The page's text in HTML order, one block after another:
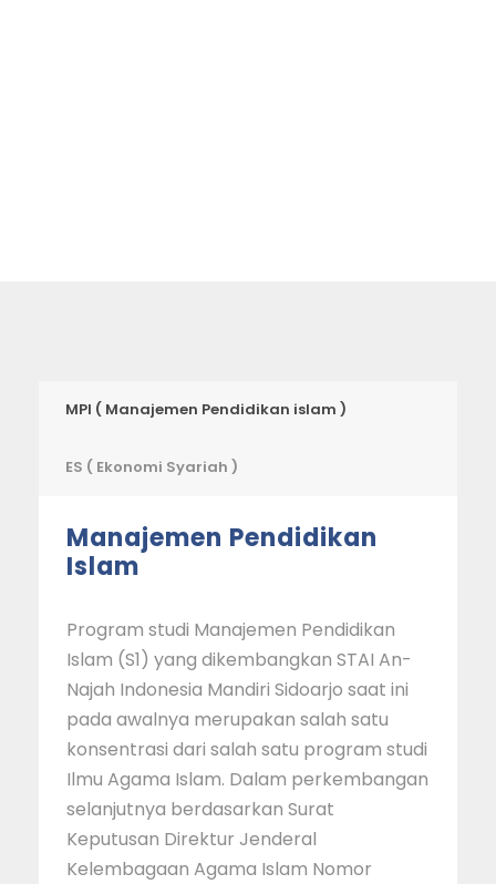
MPI ( Manajemen Pendidikan islam )
ES ( Ekonomi Syariah )
Manajemen Pendidikan
Islam
Program studi Manajemen Pendidikan
Islam (S1) yang dikembangkan STAI An-
Najah Indonesia Mandiri Sidoarjo saat ini
pada awalnya merupakan salah satu
konsentrasi dari salah satu program studi
Ilmu Agama Islam. Dalam perkembangan
selanjutnya berdasarkan Surat
Keputusan Direktur Jenderal
Kelembagaan Agama Islam Nomor